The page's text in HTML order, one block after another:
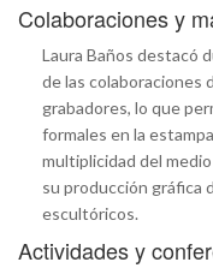
Colaboraciones y
Laura Baños destacó
de las colaboraciones
grabadores, lo que
formales en la
multiplicidad del
su producción gráfica
escultóricos.
Actividades y